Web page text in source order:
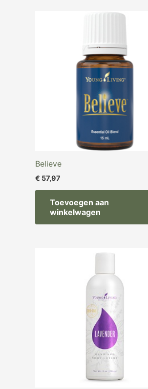
Believe
€ 57,97
Toevoegen aan
winkelwagen
Oorspronkelijke
Huidige
€ 24,97.